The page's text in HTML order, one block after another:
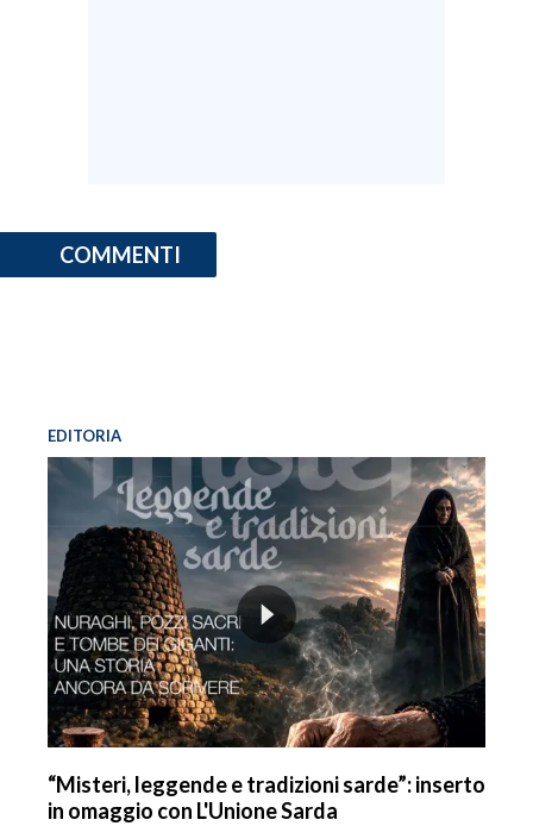
COMMENTI
EDITORIA
“Misteri, leggende e tradizioni sarde”: inserto
in omaggio con L'Unione Sarda